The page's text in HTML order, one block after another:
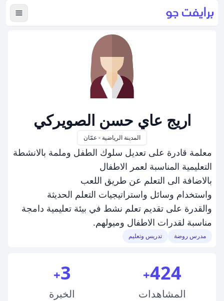
عرض
اريج عاي حسن الصويركي
المدينة الرياضية - عمّان
معلمة قادرة على تعديل سلوك الطفل وملمة بالانشطة
التعليمية المناسبة لعمر الاطفال
بالاضافة الى التعلم عن طريق اللعب
واستخدام وسائل واستراتيجيات التعلم الحديثة
والقدرة على تقديم تعلم نشط في بيئة تعليمية دامجة
مناسبة لقدرات الاطفال وميولهم.
مدرس روضة تدريس وتعليم
424
+
المشاهدات
3
+
الخبرة